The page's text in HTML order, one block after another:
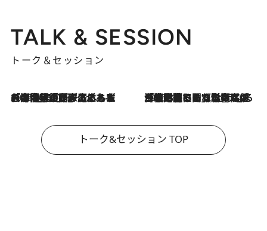
TALK & SESSION
トーク＆セッション
2026.8.3
「今後値上げがあるとすれば…」「リスクがあるのは今年の冬」エネルギー専門家が語る、ホルムズ海峡封鎖が家庭にもたらす“ある心配” 2026.8.3
「住宅建てられない…」「サーチャージ料の高値が続いている」ホルムズ海峡封鎖による影響はいつまで続く？《エネルギー専門家に聞く“どうなる日本の暮らし”》
トーク&セッション TOP